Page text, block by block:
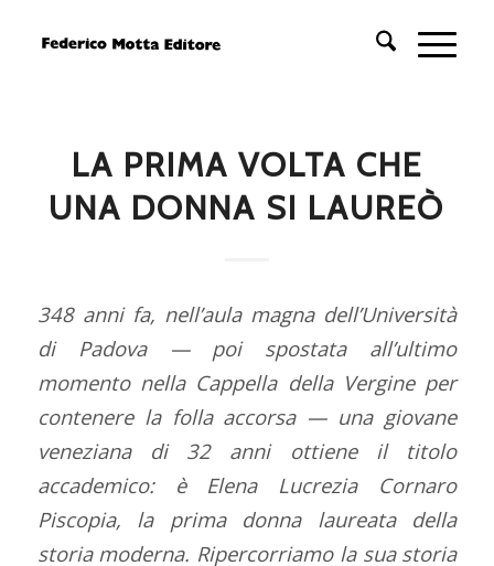
LA PRIMA VOLTA CHE
UNA DONNA SI LAUREÒ
348 anni fa, nell’aula magna dell’Università
di Padova — poi spostata all’ultimo
momento nella Cappella della Vergine per
contenere la folla accorsa — una giovane
veneziana di 32 anni ottiene il titolo
accademico: è Elena Lucrezia Cornaro
Piscopia, la prima donna laureata della
storia moderna. Ripercorriamo la sua storia